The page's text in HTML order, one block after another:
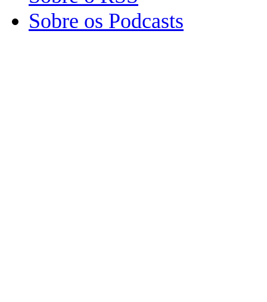
Sobre os Podcasts